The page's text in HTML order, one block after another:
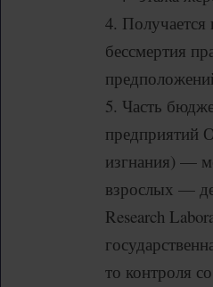
4. Получается
бессмертия
5. Часть
предприятий
изгнания) —
взрослых —
Research
то контроля